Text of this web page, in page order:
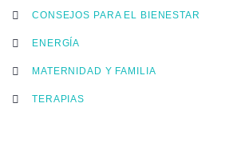
CONSEJOS PARA EL BIENESTAR
ENERGÍA
MATERNIDAD Y FAMILIA
TERAPIAS